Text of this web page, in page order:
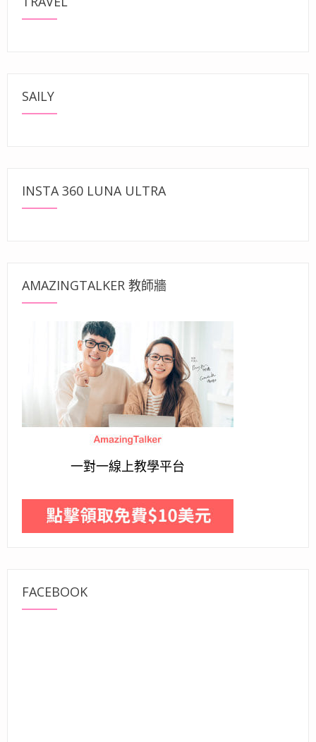
SAILY
INSTA 360 LUNA ULTRA
AMAZINGTALKER 教師牆
一對一線上教學平台
FACEBOOK